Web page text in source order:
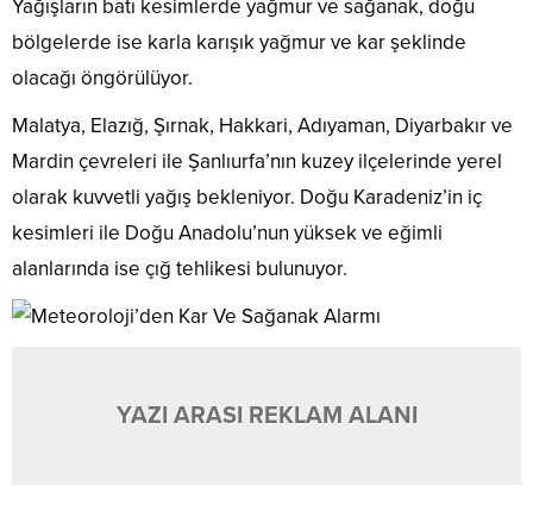
Yağışların batı kesimlerde yağmur ve sağanak, doğu
bölgelerde ise karla karışık yağmur ve kar şeklinde
olacağı öngörülüyor.
Malatya, Elazığ, Şırnak, Hakkari, Adıyaman, Diyarbakır ve
Mardin çevreleri ile Şanlıurfa’nın kuzey ilçelerinde yerel
olarak kuvvetli yağış bekleniyor. Doğu Karadeniz’in iç
kesimleri ile Doğu Anadolu’nun yüksek ve eğimli
alanlarında ise çığ tehlikesi bulunuyor.
YAZI ARASI REKLAM ALANI